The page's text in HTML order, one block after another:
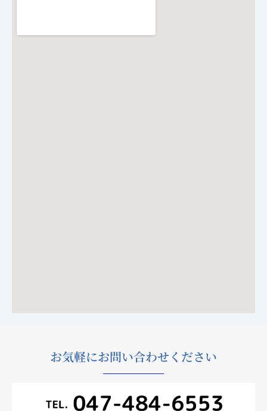
お気軽にお問い合わせください